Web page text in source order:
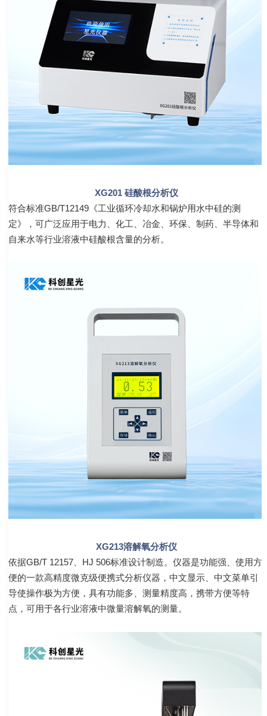
XG201 硅酸根分析仪
符合标准GB/T12149《工业循环冷却水和锅炉用水中硅的测
定》，可广泛应用于电力、化工、冶金、环保、制药、半导体和
自来水等行业溶液中硅酸根含量的分析。
XG213溶解氧分析仪
依据GB/T 12157、HJ 506标准设计制造。仪器是功能强、使用方
便的一款高精度微克级便携式分析仪器，中文显示、中文菜单引
导使操作极为方便，具有功能多、测量精度高，携带方便等特
点，可用于各行业溶液中微量溶解氧的测量。